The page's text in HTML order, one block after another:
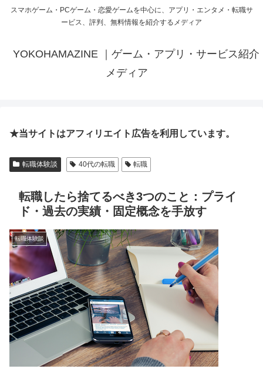
スマホゲーム・PCゲーム・恋愛ゲームを中心に、アプリ・エンタメ・転職サ
ービス、評判、無料情報を紹介するメディア
YOKOHAMAZINE ｜ゲーム・アプリ・サービス紹介
メディア
★当サイトはアフィリエイト広告を利用しています。
転職体験談 40代の転職 転職
転職したら捨てるべき3つのこと：プライ
ド・過去の実績・固定概念を手放す
転職体験談